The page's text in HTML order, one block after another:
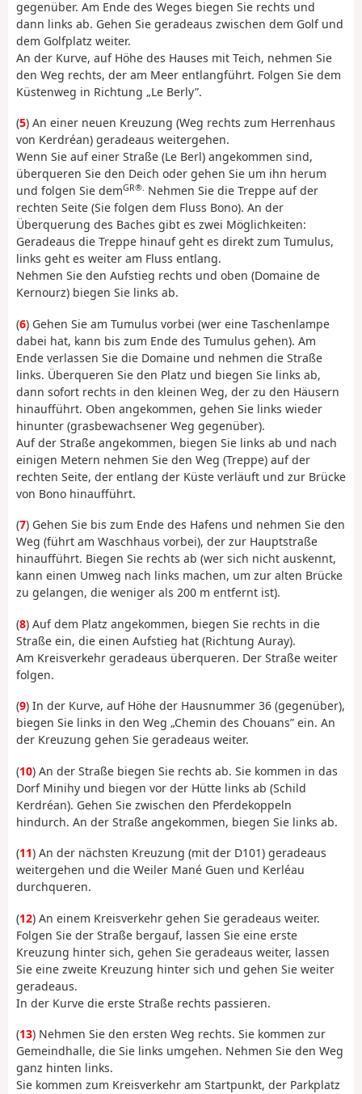
gegenüber. Am Ende des Weges biegen Sie rechts und
dann links ab. Gehen Sie geradeaus zwischen dem Golf und
dem Golfplatz weiter.
An der Kurve, auf Höhe des Hauses mit Teich, nehmen Sie
den Weg rechts, der am Meer entlangführt. Folgen Sie dem
Küstenweg in Richtung „Le Berly”.
(5) An einer neuen Kreuzung (Weg rechts zum Herrenhaus
von Kerdréan) geradeaus weitergehen.
Wenn Sie auf einer Straße (Le Berl) angekommen sind,
überqueren Sie den Deich oder gehen Sie um ihn herum
und folgen Sie demGR®. Nehmen Sie die Treppe auf der
rechten Seite (Sie folgen dem Fluss Bono). An der
Überquerung des Baches gibt es zwei Möglichkeiten:
Geradeaus die Treppe hinauf geht es direkt zum Tumulus,
links geht es weiter am Fluss entlang.
Nehmen Sie den Aufstieg rechts und oben (Domaine de
Kernourz) biegen Sie links ab.
(6) Gehen Sie am Tumulus vorbei (wer eine Taschenlampe
dabei hat, kann bis zum Ende des Tumulus gehen). Am
Ende verlassen Sie die Domaine und nehmen die Straße
links. Überqueren Sie den Platz und biegen Sie links ab,
dann sofort rechts in den kleinen Weg, der zu den Häusern
hinaufführt. Oben angekommen, gehen Sie links wieder
hinunter (grasbewachsener Weg gegenüber).
Auf der Straße angekommen, biegen Sie links ab und nach
einigen Metern nehmen Sie den Weg (Treppe) auf der
rechten Seite, der entlang der Küste verläuft und zur Brücke
von Bono hinaufführt.
(7) Gehen Sie bis zum Ende des Hafens und nehmen Sie den
Weg (führt am Waschhaus vorbei), der zur Hauptstraße
hinaufführt. Biegen Sie rechts ab (wer sich nicht auskennt,
kann einen Umweg nach links machen, um zur alten Brücke
zu gelangen, die weniger als 200 m entfernt ist).
(8) Auf dem Platz angekommen, biegen Sie rechts in die
Straße ein, die einen Aufstieg hat (Richtung Auray).
Am Kreisverkehr geradeaus überqueren. Der Straße weiter
folgen.
(9) In der Kurve, auf Höhe der Hausnummer 36 (gegenüber),
biegen Sie links in den Weg „Chemin des Chouans” ein. An
der Kreuzung gehen Sie geradeaus weiter.
(10) An der Straße biegen Sie rechts ab. Sie kommen in das
Dorf Minihy und biegen vor der Hütte links ab (Schild
Kerdréan). Gehen Sie zwischen den Pferdekoppeln
hindurch. An der Straße angekommen, biegen Sie links ab.
(11) An der nächsten Kreuzung (mit der D101) geradeaus
weitergehen und die Weiler Mané Guen und Kerléau
durchqueren.
(12) An einem Kreisverkehr gehen Sie geradeaus weiter.
Folgen Sie der Straße bergauf, lassen Sie eine erste
Kreuzung hinter sich, gehen Sie geradeaus weiter, lassen
Sie eine zweite Kreuzung hinter sich und gehen Sie weiter
geradeaus.
In der Kurve die erste Straße rechts passieren.
(13) Nehmen Sie den ersten Weg rechts. Sie kommen zur
Gemeindhalle, die Sie links umgehen. Nehmen Sie den Weg
ganz hinten links.
Sie kommen zum Kreisverkehr am Startpunkt, der Parkplatz